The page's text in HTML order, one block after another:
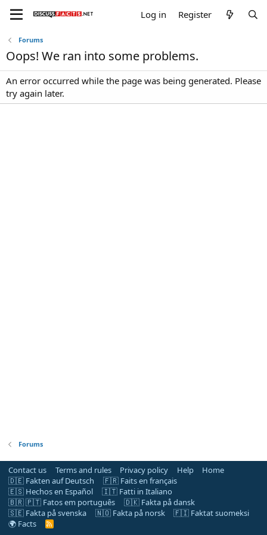
Log in Register
Forums
Oops! We ran into some problems.
An error occurred while the page was being generated. Please
try again later.
Forums
Contact us Terms and rules Privacy policy Help
Home
🇩🇪 Fakten auf Deutsch
🇫🇷 Faits en français
🇪🇸 Hechos en Español
🇮🇹 Fatti in Italiano
🇧🇷 🇵🇹 Fatos em português
🇩🇰 Fakta på dansk
🇸🇪 Fakta på svenska
🇳🇴 Fakta på norsk
🇫🇮 Faktat suomeksi
🌍 Facts
R